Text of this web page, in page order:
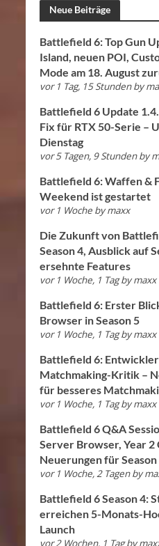
Neue Beiträge
Battlefield 6: Top Gun
Island, neuen POI,
Mode am 18. August
vor 1 Tag, 15 Stunden by
Battlefield 6 Update
Fix für RTX 50-Serie –
Dienstag
vor 5 Tagen, 9 Stunden by
Battlefield 6: Waffen &
Weekend ist gestartet
vor 1 Woche bymaxx
Die Zukunft von
Season 4, Ausblick auf
ersehnte Features
vor 1 Woche, 1 Tag bymaxx
Battlefield 6: Erster
Browser in Season 5
vor 1 Woche, 1 Tag bymaxx
Battlefield 6:
Matchmaking-Kritik –
für besseres
vor 1 Woche, 1 Tag bymaxx
Battlefield 6 Q&A
Server Browser, Year 2
Neuerungen für Season
vor 1 Woche, 2 Tagen by
Battlefield 6 Season 4:
erreichen 5-Monats-
Launch
vor 2 Wochen, 1 Tag by